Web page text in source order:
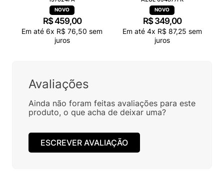
R$459,00
Em até 6x R$ 76,50 sem
juros
R$ 349,00
Em até 4x R$ 87,25 sem
juros
Avaliações
Ainda não foram feitas avaliações para este
produto, o que acha de deixar uma?
ESCREVER AVALIAÇÃO